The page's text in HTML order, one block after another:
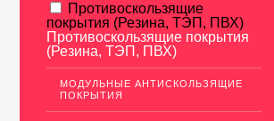
Противоскользящие
покрытия (Резина, ТЭП, ПВХ)
Противоскользящие покрытия
(Резина, ТЭП, ПВХ)
МОДУЛЬНЫЕ АНТИСКОЛЬЗЯЩИЕ
ПОКРЫТИЯ